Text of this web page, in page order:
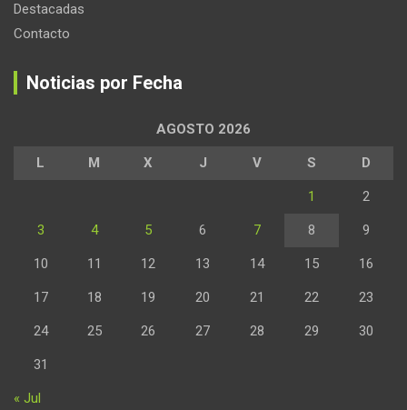
Destacadas
Contacto
Noticias por Fecha
AGOSTO 2026
L M X J V S D
1 2
3 4 5 6 7 8 9
10 11 12 13 14 15 16
17 18 19 20 21 22 23
24 25 26 27 28 29 30
31
« Jul